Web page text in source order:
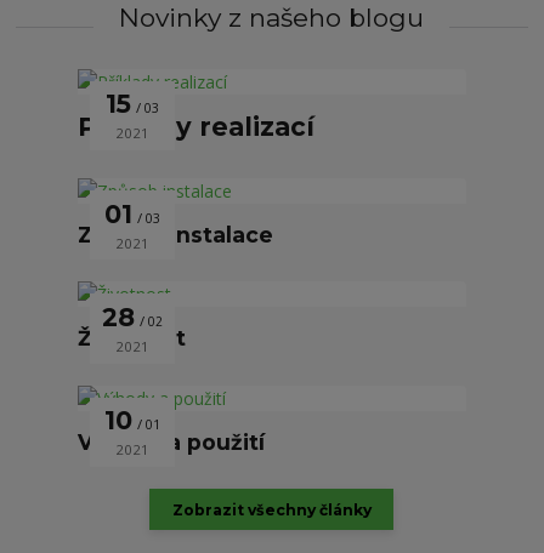
Novinky z našeho blogu
15 03
2021
Příklady realizací
01 03
2021
Způsob instalace
28 02
2021
Životnost
10 01
2021
Výhody a použití
Zobrazit všechny články